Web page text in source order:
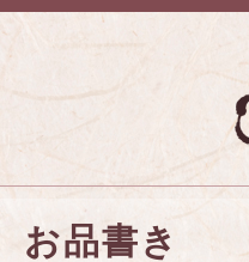
お品書き